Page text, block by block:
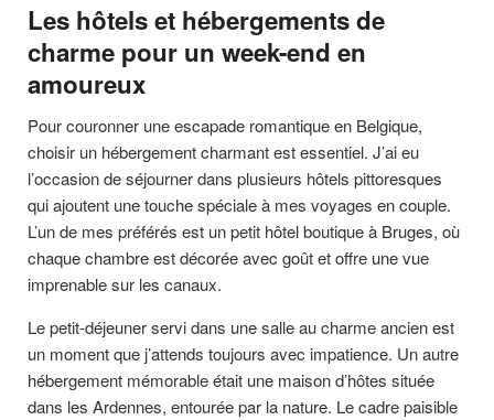
Les hôtels et hébergements de
charme pour un week-end en
amoureux
Pour couronner une escapade romantique en Belgique,
choisir un hébergement charmant est essentiel. J’ai eu
l’occasion de séjourner dans plusieurs hôtels pittoresques
qui ajoutent une touche spéciale à mes voyages en couple.
L’un de mes préférés est un petit hôtel boutique à Bruges, où
chaque chambre est décorée avec goût et offre une vue
imprenable sur les canaux.
Le petit-déjeuner servi dans une salle au charme ancien est
un moment que j’attends toujours avec impatience. Un autre
hébergement mémorable était une maison d’hôtes située
dans les Ardennes, entourée par la nature. Le cadre paisible